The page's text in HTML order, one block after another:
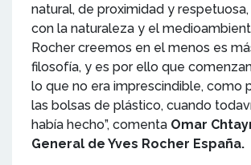
natural, de proximidad y
con la naturaleza y el
Rocher creemos en el menos es
filosofía, y es por ello que
lo que no era imprescindible, como
las bolsas de plástico, cuando
había hecho”, comenta Omar
General de Yves Rocher España.